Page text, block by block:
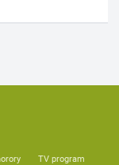
TV program